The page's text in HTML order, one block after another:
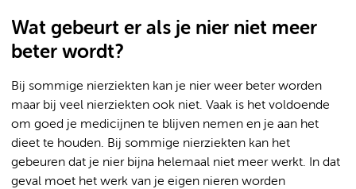
Wat gebeurt er als je nier niet meer
beter wordt?
Bij sommige nierziekten kan je nier weer beter worden
maar bij veel nierziekten ook niet. Vaak is het voldoende
om goed je medicijnen te blijven nemen en je aan het
dieet te houden. Bij sommige nierziekten kan het
gebeuren dat je nier bijna helemaal niet meer werkt. In dat
geval moet het werk van je eigen nieren worden